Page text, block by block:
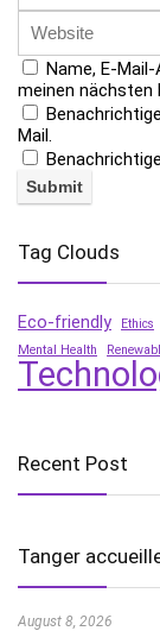
Name, E-
meinen nächsten
Mail.
Tag Clouds
Eco-friendly Ethics
Mental Health
Recent Post
Tanger
August 8, 2026